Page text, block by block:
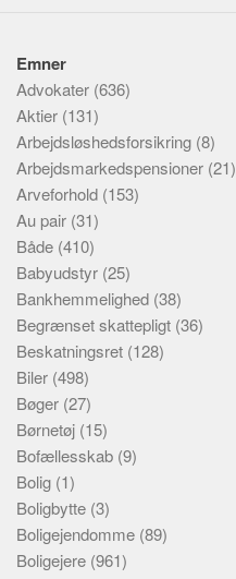
Emner
Advokater (636)
Aktier (131)
Arbejdsløshedsforsikring (8)
Arbejdsmarkedspensioner (21)
Arveforhold (153)
Au pair (31)
Både (410)
Babyudstyr (25)
Bankhemmelighed (38)
Begrænset skattepligt (36)
Beskatningsret (128)
Biler (498)
Bøger (27)
Børnetøj (15)
Bofællesskab (9)
Bolig (1)
Boligbytte (3)
Boligejendomme (89)
Boligejere (961)